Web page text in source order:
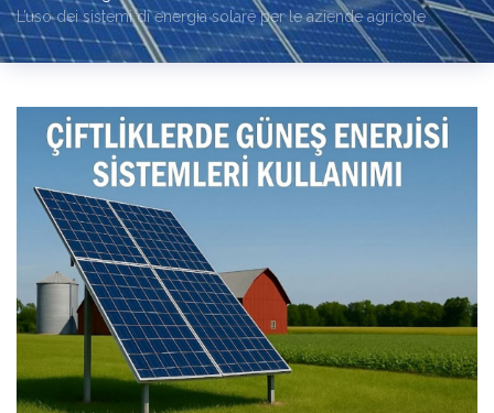
L’uso dei sistemi di energia solare per le aziende agricole